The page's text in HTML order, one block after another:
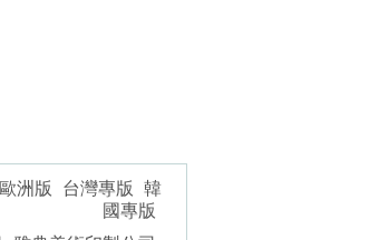
歐洲版 台灣專版
韓
國專版